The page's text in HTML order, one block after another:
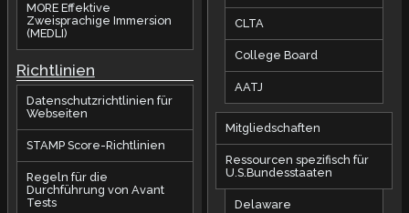
MORE Effektive
Zweisprachige Immersion
(MEDLI)
Richtlinien
Datenschutzrichtlinien für
Webseiten
STAMP Score-Richtlinien
Regeln für die
Durchführung von Avant
Tests
CLTA
College Board
AATJ
Mitgliedschaften
Ressourcen spezifisch für
U.S.Bundesstaaten
Delaware